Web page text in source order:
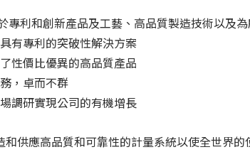
專利和創新產品及工藝、高品質製造技術以及
有專利的突破性解決方案
性價比優異的高品質產品
，卓而不群
調研實現公司的有機增長
供應高品質和可靠性的計量系統以使全世界